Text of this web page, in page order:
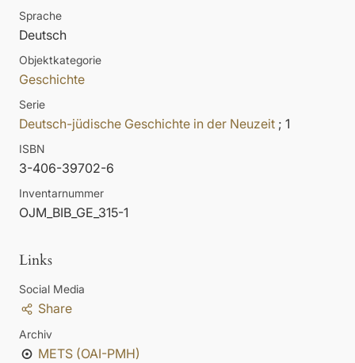
Sprache
Deutsch
Objektkategorie
Geschichte
Serie
Deutsch-jüdische Geschichte in der Neuzeit ; 1
ISBN
3-406-39702-6
Inventarnummer
OJM_BIB_GE_315-1
Links
Social Media
Share
Archiv
METS (OAI-PMH)